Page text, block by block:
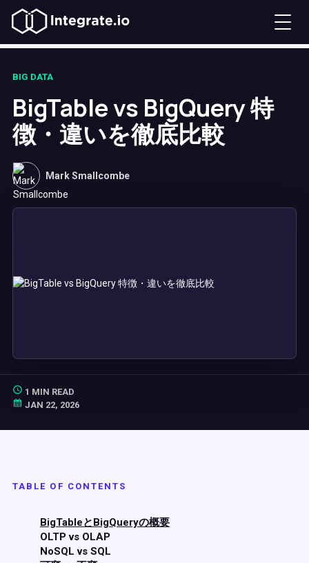
BIG DATA
BigTable vs BigQuery 特
徴・違いを徹底比較
Mark Smallcombe
1 MIN READ
JAN 22, 2026
TABLE OF CONTENTS
BigTableとBigQueryの概要
OLTP vs OLAP
NoSQL vs SQL